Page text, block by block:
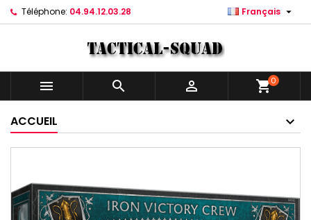
Téléphone: 04.94.12.03.28 Français 
   shopping_cart0
ACCUEIL